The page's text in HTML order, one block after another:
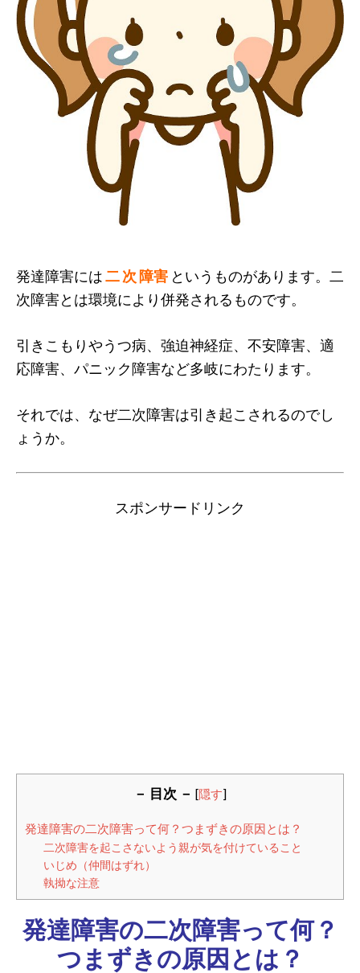
発達障害には二 次 障害 というものがあります。二
次障害とは環境により併発されるものです。
引きこもりやうつ病、強迫神経症、不安障害、適
応障害、パニック障害など多岐にわたります。
それでは、なぜ二次障害は引き起こされるのでし
ょうか。
スポンサードリンク
－ 目次 － [隠す]
発達障害の二次障害って何？つまずきの原因とは？
二次障害を起こさないよう親が気を付けていること
いじめ（仲間はずれ）
執拗な注意
発達障害の二次障害って何？
つまずきの原因とは？